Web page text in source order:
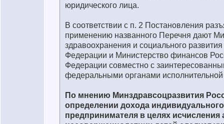
юридического лица.
В соответствии с п. 2 Постановления
применению названного Перечня дают
здравоохранения и социального
Федерации и Министерство финансов
Федерации совместно с
федеральными органами исполнительной
По мнению Минздравсоцразвития
определении дохода индивидуального
предпринимателя в целях исчисления